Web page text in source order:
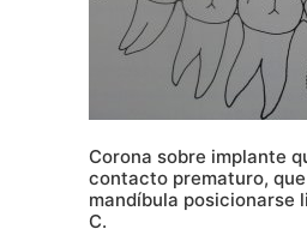
Corona sobre implante
contacto prematuro,
mandíbula posicionarse
C.